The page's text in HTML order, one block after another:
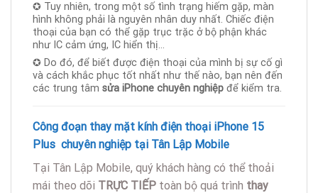
✪ Tuy nhiên, trong một số tình trạng hiếm gặp, màn
hình không phải là nguyên nhân duy nhất. Chiếc điện
thoại của bạn có thể gặp trục trặc ở bộ phận khác
như IC cảm ứng, IC hiển thị…
✪ Do đó, để biết được điện thoại của mình bị sự cố gì
và cách khắc phục tốt nhất như thế nào, bạn nên đến
các trung tâm sửa iPhone chuyên nghiệp để kiểm tra.
Công đoạn thay mặt kính điện thoại iPhone 15
Plus chuyên nghiệp tại Tân Lập Mobile
Tại Tân Lập Mobile, quý khách hàng có thể thoải
mái theo dõi TRỰC TIẾP toàn bộ quá trình thay